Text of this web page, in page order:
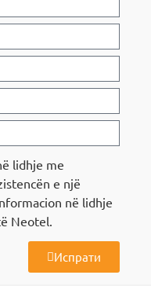
lidhje me
e një
në lidhje
Neotel.
Испрати